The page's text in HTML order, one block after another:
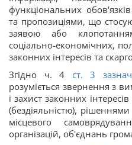
функціональних
та пропозиціями, що
заявою або
соціально-економічних,
законних інтересів та
Згідно ч. 4 ст. 3
розуміється звернення з
і захист законних
(бездіяльністю),
місцевого
організацій, об'єднань